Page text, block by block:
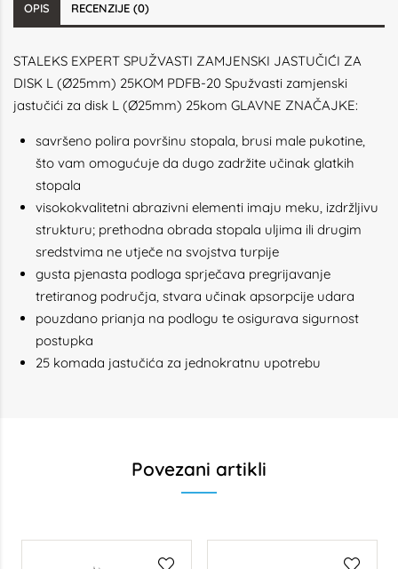
OPIS RECENZIJE (0)
STALEKS EXPERT SPUŽVASTI ZAMJENSKI JASTUČIĆI ZA
DISK L (Ø25mm) 25KOM PDFB-20 Spužvasti zamjenski
jastučići za disk L (Ø25mm) 25kom GLAVNE ZNAČAJKE:
savršeno polira površinu stopala, brusi male pukotine,
što vam omogućuje da dugo zadržite učinak glatkih
stopala
visokokvalitetni abrazivni elementi imaju meku, izdržljivu
strukturu; prethodna obrada stopala uljima ili drugim
sredstvima ne utječe na svojstva turpije
gusta pjenasta podloga sprječava pregrijavanje
tretiranog područja, stvara učinak apsorpcije udara
pouzdano prianja na podlogu te osigurava sigurnost
postupka
25 komada jastučića za jednokratnu upotrebu
Povezani artikli